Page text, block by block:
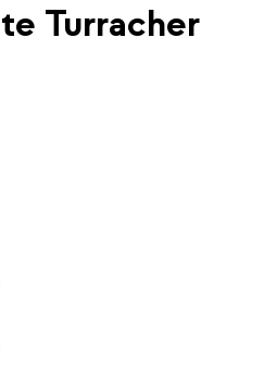
Turracher